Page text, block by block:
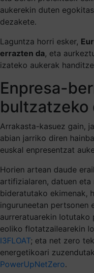
aukerekin duten
dezakete.
Laguntza horri esker,
errazten da, eta
izateko aukerak
Enpresa-
bultzatzeko
Arrakasta-kasuez gain,
abian jarriko diren
euskal enpresentzat
Horien artean daude
artifizialaren, datuen
bideratutako ekimenak,
inguruneetan pertsonen
aurreratuarekin lotutako
eoliko flotatzailearekin
I3FLOAT; eta net zero
energetikoari
PowerUpNetZero.